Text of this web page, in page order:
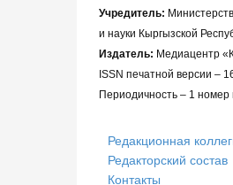
Учредитель:
и науки Кыргызской
Издатель: Медиацентр
ISSN печатной версии –
Периодичность – 1 номер
Редакционная
Редакторский состав
Контакты